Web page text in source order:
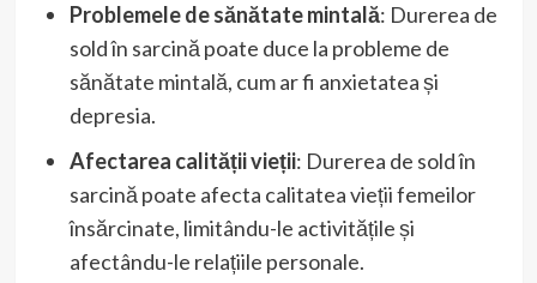
Problemele de sănătate mintală: Durerea de
sold în sarcină poate duce la probleme de
sănătate mintală, cum ar fi anxietatea și
depresia.
Afectarea calității vieții: Durerea de sold în
sarcină poate afecta calitatea vieții femeilor
însărcinate, limitându-le activitățile și
afectându-le relațiile personale.